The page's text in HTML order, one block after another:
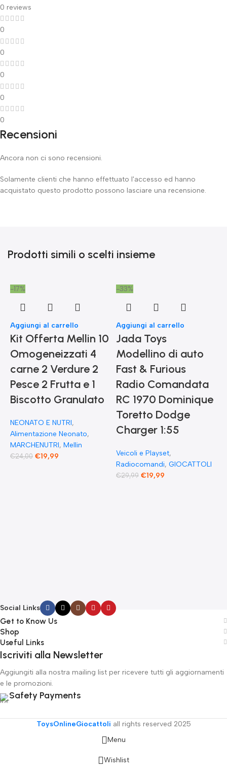
0 reviews
0
0
0
0
0
Recensioni
Ancora non ci sono recensioni.
Solamente clienti che hanno effettuato l'accesso ed hanno
acquistato questo prodotto possono lasciare una recensione.
Prodotti simili o scelti insieme
-17%
Aggiungi al carrello
Kit Offerta Mellin 10
Omogeneizzati 4
carne 2 Verdure 2
Pesce 2 Frutta e 1
Biscotto Granulato
NEONATO E NUTRI,
Alimentazione Neonato,
MARCHENUTRI, Mellin
€24,00 €19,99
-33%
Aggiungi al carrello
Jada Toys
Modellino di auto
Fast & Furious
Radio Comandata
RC 1970 Dominique
Toretto Dodge
Charger 1:55
Veicoli e Playset,
Radiocomandi, GIOCATTOLI
€29,99 €19,99
Social Links
Get to Know Us
Shop
Useful Links
Iscriviti alla Newsletter
Aggiungiti alla nostra mailing list per ricevere tutti gli aggiornamenti
e le promozioni.
Safety Payments
ToysOnlineGiocattoli all rights reserved 2025
Menu
Wishlist